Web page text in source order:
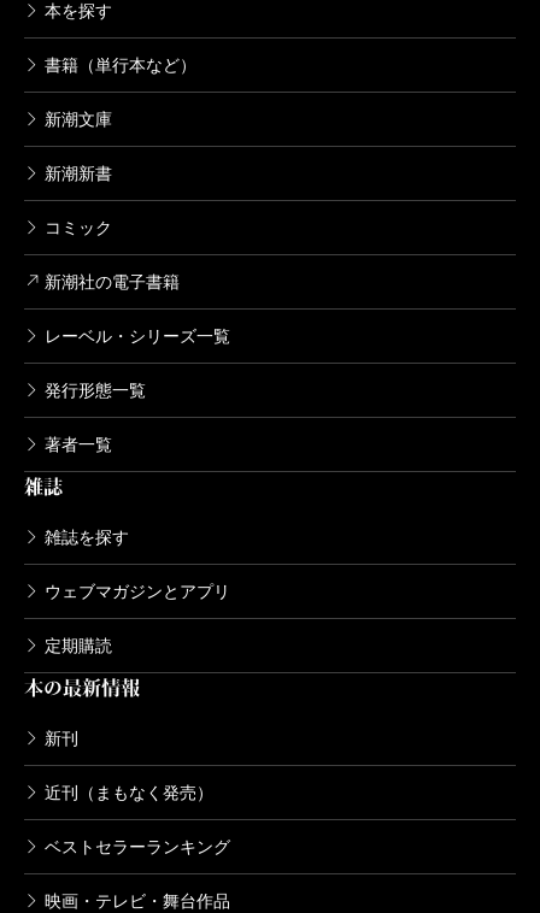
東京帝大で学び、帰国後は社会主義者として活動。
1921年7月23日、上海の彼の家に毛沢東を含む13人の
中国人青年が集まり、中国共産党第一回全国代表大会
が開かれた。だがやがて彼は同志と対立して党を離
れ、27年に寧漢戦争の中で武漢で処刑される（37
歳）。ウィキペディアの解説がいまだない彼の事績を
た13人』、2010年、新潮新書）、本書でも少しだけ言
ごく普通にキャンパスを歩いていそうな青年たちの
行動が、歴史を少しずつ動かしていく。でもその代償
として、歴史は誠実な青年に富も権力も名声も与えぬ
どころか、生命までを要求する。この残酷な取引は本
まらなく切ない。非命に斃れた彼らは、現代日本に生
ん、魯迅にも蒋介石にも、違う人生があったろう。
る。論文を書くように綿密に資料を集め、また調査を
重ね、小説を書くようにオリジナリティ溢れる構想を
広げていく。かつては森鴎外や幸田露伴といった文豪
努力と才能を要求するために昨今はほとんど見ること
本を探す
書籍（単行本など）
新潮文庫
新潮新書
コミック
新潮社の電子書籍
レーベル・シリーズ一覧
発行形態一覧
著者一覧
雑誌
雑誌を探す
ウェブマガジンとアプリ
定期購読
本の最新情報
新刊
近刊（まもなく発売）
ベストセラーランキング
映画・テレビ・舞台作品